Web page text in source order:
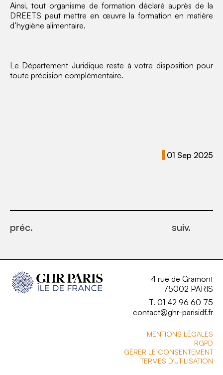
Ainsi, tout organisme de formation déclaré auprès de la
DREETS peut mettre en œuvre la formation en matière
d’hygiène alimentaire.
Le Département Juridique reste à votre disposition pour
toute précision complémentaire.
01 Sep 2025
préc. suiv.
4 rue de Gramont
75002 PARIS
T. 01 42 96 60 75
contact@ghr-parisidf.fr
MENTIONS LÉGALES
RGPD
GÉRER LE CONSENTEMENT
TERMES D’UTILISATION